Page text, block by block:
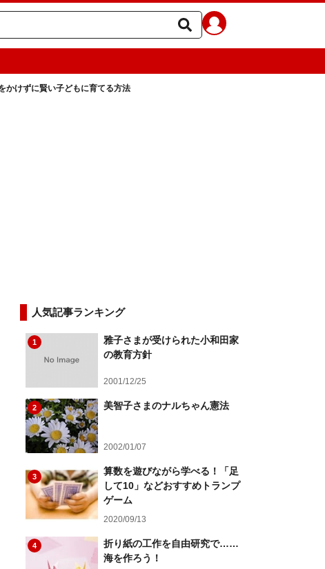
かけずに賢い子どもに育てる方法
人気記事ランキング
1
雅子さまが受けられた小和田家
の教育方針
2001/12/25
2 美智子さまのナルちゃん憲法
2002/01/07
3
算数を遊びながら学べる！「足
して10」などおすすめトランプ
ゲーム
2020/09/13
4
折り紙の工作を自由研究で……
海を作ろう！